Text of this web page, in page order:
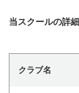
当スクールの詳細
クラブ名